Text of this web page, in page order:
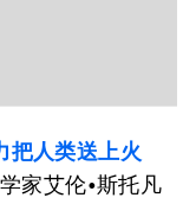
把人类送上火
家艾伦•斯托凡